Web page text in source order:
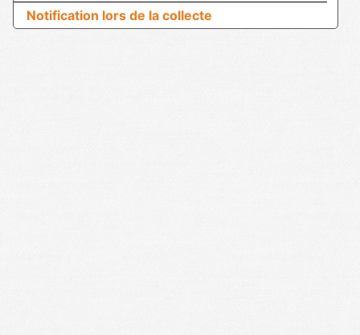
Notification lors de la collecte